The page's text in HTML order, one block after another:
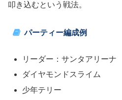
叩き込むという戦法。
パーティー編成例
リーダー：サンタアリーナ
ダイヤモンドスライム
少年テリー